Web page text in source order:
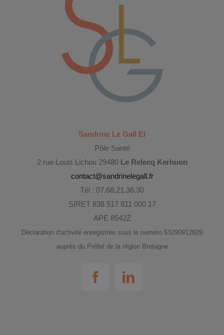
Sandrine Le Gall EI
Pôle Santé
2 rue Louis Lichou 29480 Le Relecq Kerhuon
contact@sandrinelegall.fr
Tél : 07.68.21.36.30
SIRET 838 517 811 000 17
APE 8542Z
Déclaration d'activité enregistrée sous le numéro 53290912829
auprès du Préfet de la région Bretagne